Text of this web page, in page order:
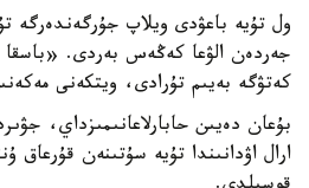
ول تۇيە باعۋدى ويلاپ جۇرگەندەرگە
جەردەن الۋعا كەڭەس بەردى.
كەتۋگە بەيىم تۇرادى، ويتكەنى
بۇعان دەيىن حابارلاعانىمىزداي،
ارال اۋدانىندا تۇيە سۇتىنەن قۇرعاق